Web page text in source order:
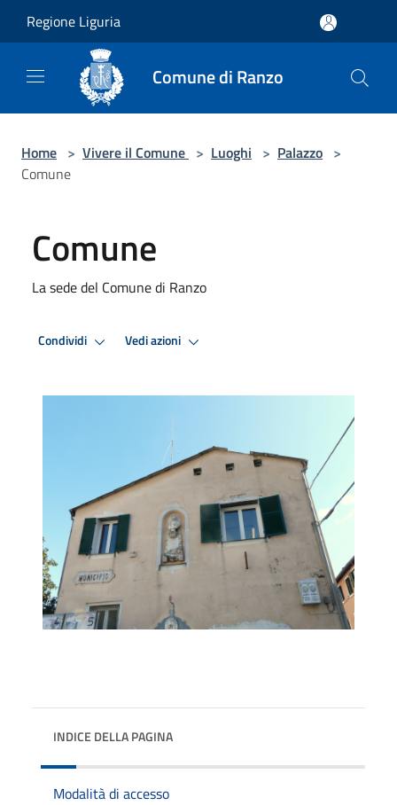
Regione Liguria
Comune di Ranzo
Home > Vivere il Comune > Luoghi > Palazzo >
Comune
Comune
La sede del Comune di Ranzo
Condividi Vedi azioni
INDICE DELLA PAGINA
Modalità di accesso